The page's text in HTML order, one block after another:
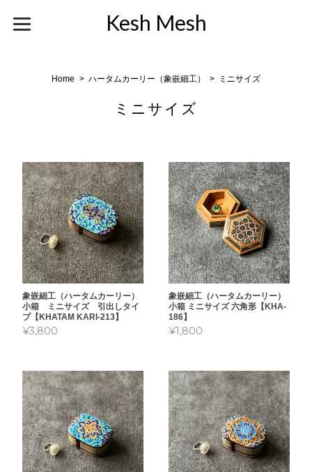
Kesh Mesh
Home ハータムカーリー（象嵌細工） ミニサイズ
ミニサイズ
象嵌細工（ハータムカーリー）
小箱 ミニサイズ 引出しタイ
プ【KHATAM KARI-213】
¥3,800
象嵌細工（ハータムカーリー）
小箱 ミニサイズ 六角形【KHA-
186】
¥1,800